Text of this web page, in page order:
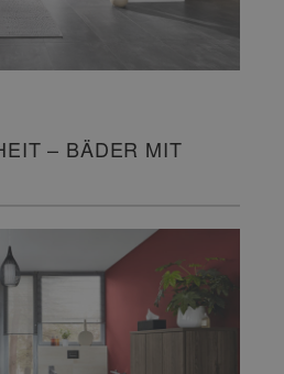
– BÄDER MIT